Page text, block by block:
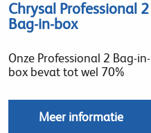
Chrysal Professional 2
Bag-in-box
Onze Professional 2 Bag-in-
box bevat tot wel 70%
Meer informatie